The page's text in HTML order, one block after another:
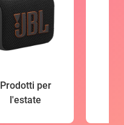
Prodotti per
l'estate